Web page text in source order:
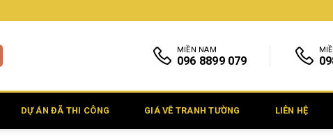
MIỀN NAM
096 8899 079
DỰ ÁN ĐÃ THI CÔNG GIÁ VẼ TRANH TƯỜNG LIÊN HỆ